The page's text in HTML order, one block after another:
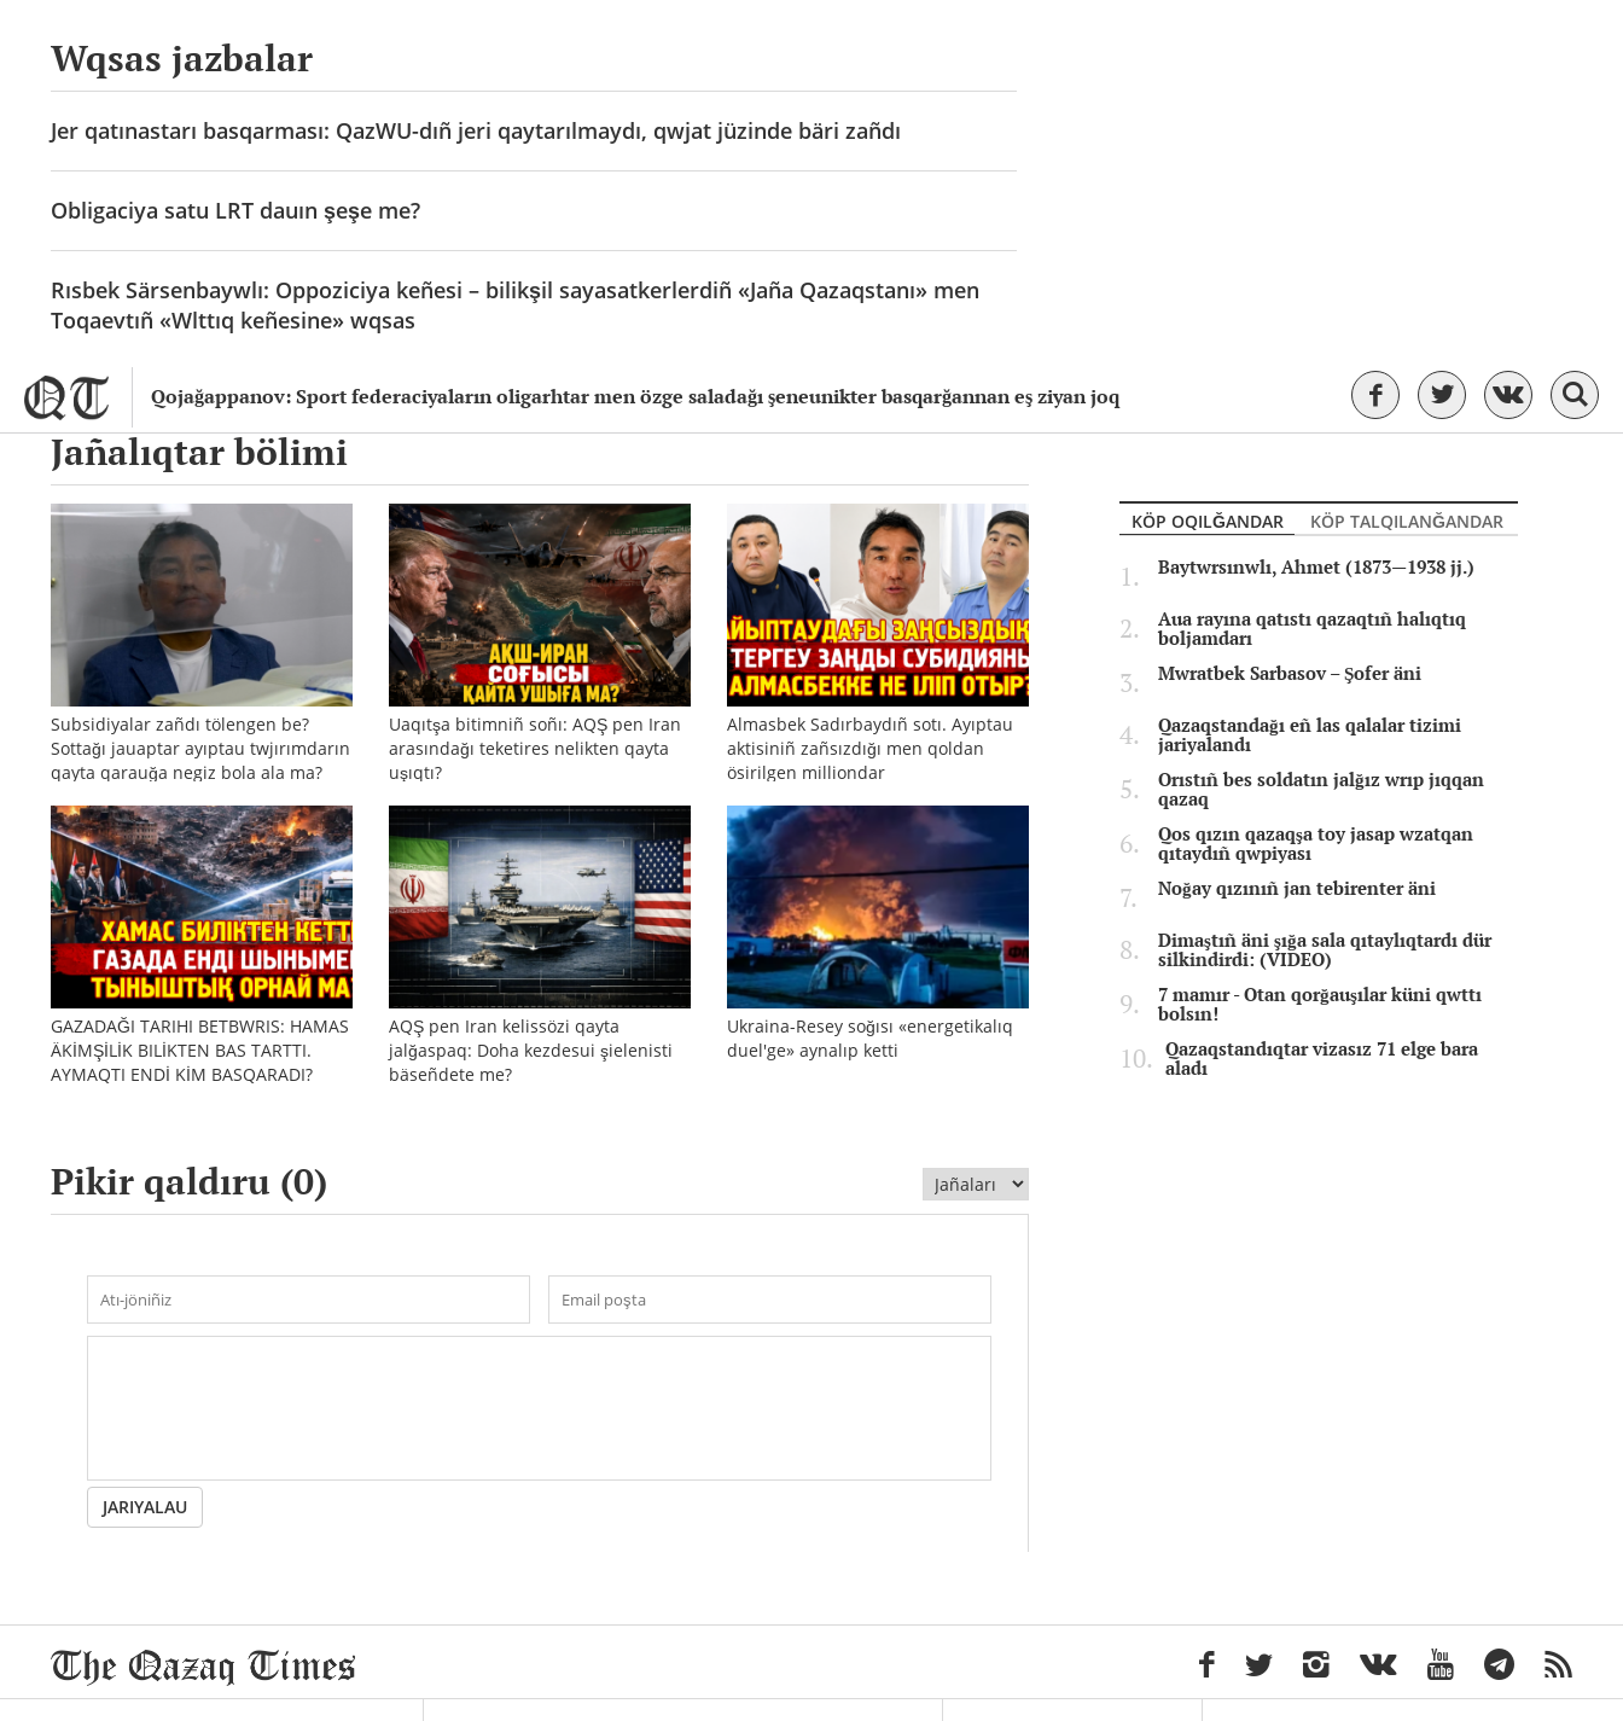
Qojağappanov: Sport federaciyaların oligarhtar men özge saladağı şeneunikter basqarğannan eş ziyan joq
Wqsas jazbalar
Jer qatınastarı basqarması: QazWU-dıñ jeri qaytarılmaydı, qwjat jüzinde bäri zañdı
Obligaciya satu LRT dauın şeşe me?
Rısbek Särsenbaywlı: Oppoziciya keñesi – bilikşil sayasatkerlerdiñ «Jaña Qazaqstanı» men
Toqaevtıñ «Wlttıq keñesine» wqsas
Jañalıqtar bölimi
Subsidiyalar zañdı tölengen be?
Sottağı jauaptar ayıptau twjırımdarın
qayta qarauğa negiz bola ala ma?
Uaqıtşa bitimniñ soñı: AQŞ pen Iran
arasındağı teketires nelikten qayta
uşıqtı?
Almasbek Sadırbaydıñ sotı. Ayıptau
aktisiniñ zañsızdığı men qoldan
ösirilgen milliondar
GAZADAĞI TARIHI BETBWRIS: HAMAS
ÄKİMŞİLİK BILİKTEN BAS TARTTI.
AYMAQTI ENDİ KİM BASQARADI?
AQŞ pen Iran kelissözi qayta
jalğaspaq: Doha kezdesui şielenisti
bäseñdete me?
Ukraina-Resey soğısı «energetikalıq
duel'ge» aynalıp ketti
Pikir qaldıru (0)
JARIYALAU
KÖP OQILĞANDAR
KÖP TALQILANĞANDAR
Baytwrsınwlı, Ahmet (1873—1938 jj.)
Aua rayına qatıstı qazaqtıñ halıqtıq
boljamdarı
Mwratbek Sarbasov – Şofer äni
Qazaqstandağı eñ las qalalar tizimi
jariyalandı
Orıstıñ bes soldatın jalğız wrıp jıqqan
qazaq
Qos qızın qazaqşa toy jasap wzatqan
qıtaydıñ qwpiyası
Noğay qızınıñ jan tebirenter äni
Dimaştıñ äni şığa sala qıtaylıqtardı dür
silkindirdi: (VIDEO)
7 mamır - Otan qorğauşılar küni qwttı
bolsın!
Qazaqstandıqtar vizasız 71 elge bara
aladı